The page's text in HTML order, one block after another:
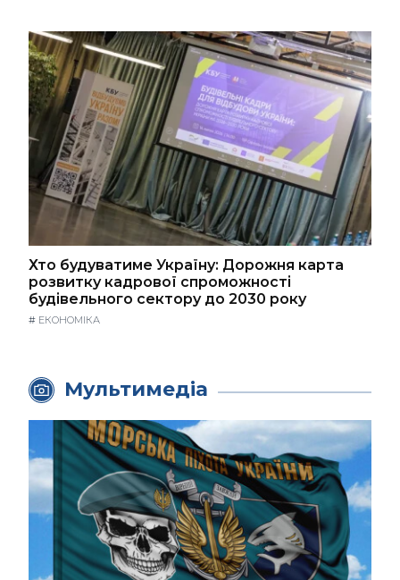
Хто будуватиме Україну: Дорожня карта
розвитку кадрової спроможності
будівельного сектору до 2030 року
# ЕКОНОМІКА
Мультимедіа